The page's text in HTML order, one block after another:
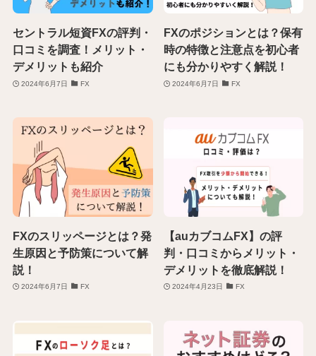
セントラル短資FXの評判・
口コミを調査！メリット・
デメリットも紹介
2024年6月7日 FX
FXのポジションとは？保有
時の特徴と注意点を初心者
にも分かりやすく解説！
2024年6月7日 FX
FXのスリッページとは？発
生原因と予防策について解
説！
2024年6月7日 FX
【auカブコムFX】の評
判・口コミからメリット・
デメリットを徹底解説！
2024年4月23日 FX